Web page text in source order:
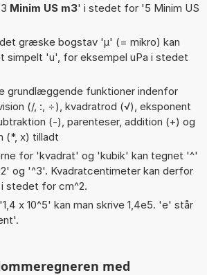
Minim US m3' i stedet for '5 Minim US
græske bogstav 'µ' (= mikro) kan
simpelt 'u', for eksempel uPa i stedet
grundlæggende funktioner indenfor
(/, :, ÷), kvadratrod (√), eksponent
(-), parenteser, addition (+) og
(*, x) tilladt
for 'kvadrat' og 'kubik' kan tegnet '^'
og '^3'. Kvadratcentimeter kan derfor
stedet for cm^2.
x 10^5' kan man skrive 1,4e5. 'e' står
med